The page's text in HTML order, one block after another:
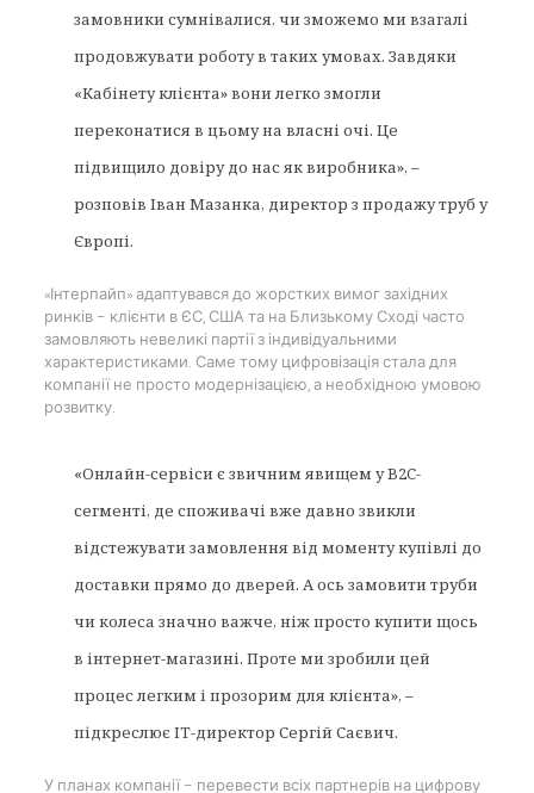
замовники сумнівалися, чи зможемо ми взагалі
продовжувати роботу в таких умовах. Завдяки
«Кабінету клієнта» вони легко змогли
переконатися в цьому на власні очі. Це
підвищило довіру до нас як виробника», –
розповів Іван Мазанка, директор з продажу труб у
Європі.
«Інтерпайп» адаптувався до жорстких вимог західних
ринків – клієнти в ЄС, США та на Близькому Сході часто
замовляють невеликі партії з індивідуальними
характеристиками. Саме тому цифровізація стала для
компанії не просто модернізацією, а необхідною умовою
розвитку.
«Онлайн-сервіси є звичним явищем у B2C-
сегменті, де споживачі вже давно звикли
відстежувати замовлення від моменту купівлі до
доставки прямо до дверей. А ось замовити труби
чи колеса значно важче, ніж просто купити щось
в інтернет-магазині. Проте ми зробили цей
процес легким і прозорим для клієнта», –
підкреслює ІТ-директор Сергій Саєвич.
У планах компанії – перевести всіх партнерів на цифрову